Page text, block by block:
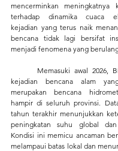
mencerminkan meningkatnya
terhadap dinamika cuaca
kejadian yang terus naik
bencana tidak lagi bersifat
menjadi fenomena yang
kejadian bencana alam
merupakan bencana
hampir di seluruh provinsi.
tahun terakhir menunjukkan
peningkatan suhu global
Kondisi ini memicu ancaman
melampaui batas lokal dan